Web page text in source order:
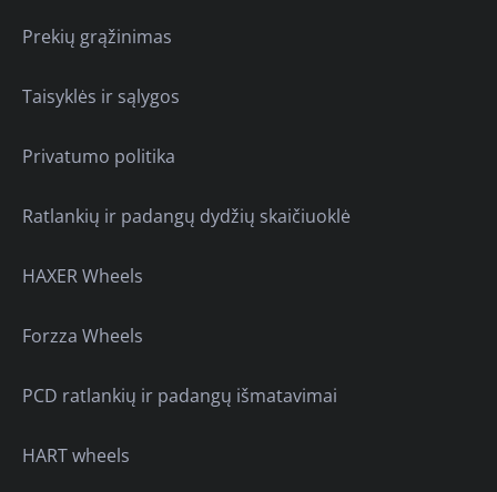
Prekių grąžinimas
Taisyklės ir sąlygos
Privatumo politika
Ratlankių ir padangų dydžių skaičiuoklė
HAXER Wheels
Forzza Wheels
PCD ratlankių ir padangų išmatavimai
HART wheels